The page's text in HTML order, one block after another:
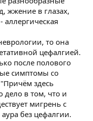
жжение в глазах,
то она
цефалгией.
после полового
симптомы со
здесь
дело в том, что и
мигрень с
без цефалгии.